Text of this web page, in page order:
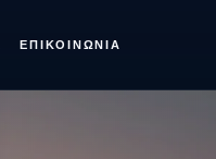
ΕΠΙΚΟΙΝΩΝΊΑ